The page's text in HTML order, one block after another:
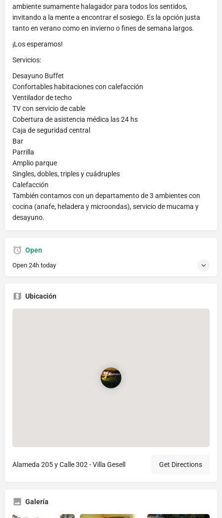
ambiente sumamente halagador para todos los sentidos,
invitando a la mente a encontrar el sosiego. Es la opción justa
tanto en verano como en invierno o fines de semana largos.
¡Los esperamos!
Servicios:
Desayuno Buffet
Confortables habitaciones con calefacción
Ventilador de techo
TV con servicio de cable
Cobertura de asistencia médica las 24 hs
Caja de seguridad central
Bar
Parrilla
Amplio parque
Singles, dobles, triples y cuádruples
Calefacción
También contamos con un departamento de 3 ambientes con
cocina (anafe, heladera y microondas), servicio de mucama y
desayuno.
Open
Open 24h today
Ubicación
Alameda 205 y Calle 302 - Villa Gesell Get Directions
Galería